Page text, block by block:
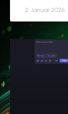
2. Januar 2026